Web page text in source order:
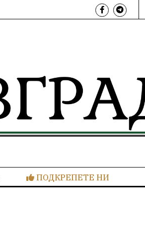
ПОДКРЕПЕТЕ НИ